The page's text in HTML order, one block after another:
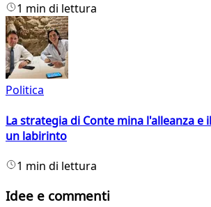
1 min di lettura
Politica
La strategia di Conte mina l'alleanza e
un labirinto
1 min di lettura
Idee e commenti